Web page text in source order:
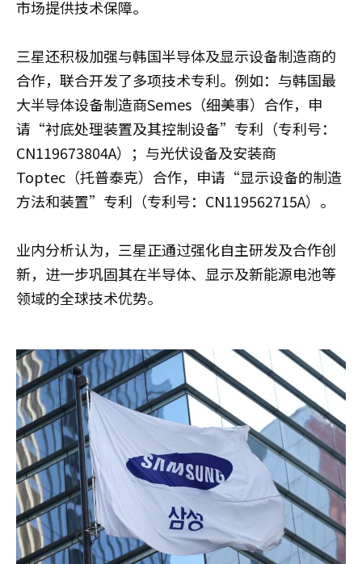
市场提供技术保障。
三星还积极加强与韩国半导体及显示设备制造商的
合作，联合开发了多项技术专利。例如：与韩国最
大半导体设备制造商Semes（细美事）合作，申
请“衬底处理装置及其控制设备”专利（专利号：
CN119673804A）；与光伏设备及安装商
Toptec（托普泰克）合作，申请“显示设备的制造
方法和装置”专利（专利号：CN119562715A）。
业内分析认为，三星正通过强化自主研发及合作创
新，进一步巩固其在半导体、显示及新能源电池等
领域的全球技术优势。